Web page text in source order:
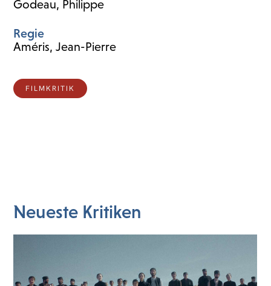
Godeau, Philippe
Regie
Améris, Jean-Pierre
FILMKRITIK
Neueste Kritiken